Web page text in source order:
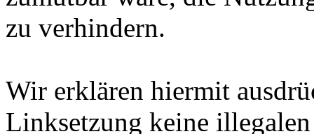
zu verhindern.
Wir erklären hiermit
Linksetzung keine